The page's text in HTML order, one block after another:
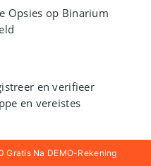
Opsies op Binarium
en verifieer
en vereistes
Gratis Na DEMO-Rekening